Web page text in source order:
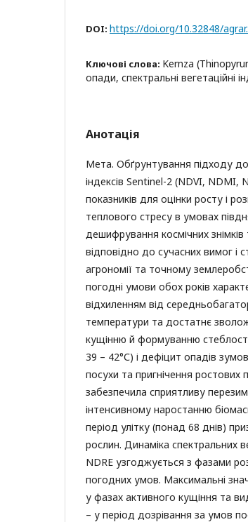
DOI: https://doi.org/10.32848/
Ключові слова: Kernza
опади, спектральні вегетаційні
Анотація
Мета. Обґрунтування підходу до
індексів Sentinel-2 (NDVI, NDMI,
показників для оцінки росту і
теплового стресу в умовах
дешифрування космічних
відповідно до сучасних вимог і
агрономії та точному
погодні умови обох років
відхиленням від
температури та достатнє
кущінню й формуванню
39 – 42°С) і дефіцит опадів
посухи та пригнічення ростових
забезпечила сприятливу
інтенсивному наростанню
період улітку (понад 68 днів)
рослин. Динаміка спектральних
NDRE узгоджується з фазами
погодних умов. Максимальні
у фазах активного кущіння та
– у період дозрівання за умов